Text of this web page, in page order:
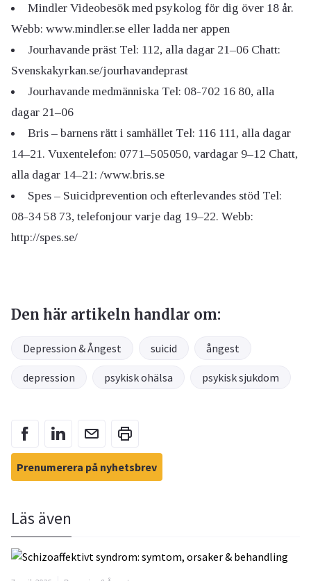
Mindler Videobesök med psykolog för dig över 18 år.
Webb: www.mindler.se eller ladda ner appen
Jourhavande präst Tel: 112, alla dagar 21–06 Chatt:
Svenskakyrkan.se/jourhavandeprast
Jourhavande medmänniska Tel: 08-702 16 80, alla
dagar 21–06
Bris – barnens rätt i samhället Tel: 116 111, alla dagar
14–21. Vuxentelefon: 0771–505050, vardagar 9–12 Chatt,
alla dagar 14–21: /www.bris.se
Spes – Suicidprevention och efterlevandes stöd Tel:
08-34 58 73, telefonjour varje dag 19–22. Webb:
http://spes.se/
Den här artikeln handlar om:
Depression & Ångest suicid ångest
depression psykisk ohälsa psykisk sjukdom
Prenumerera på nyhetsbrev
Läs även